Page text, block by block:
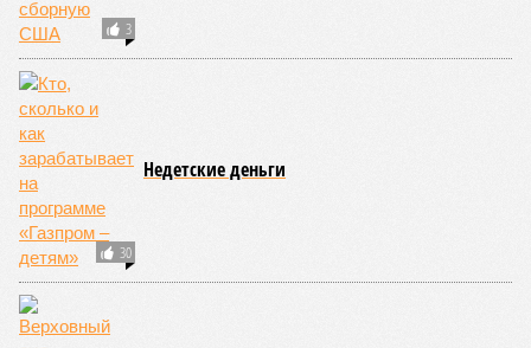
Финляндии
Россию угрозой для
Европы
Новости smi2.ru